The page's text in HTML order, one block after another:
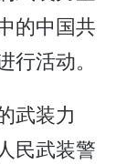
的中国共
活动。
武装力
民武装警